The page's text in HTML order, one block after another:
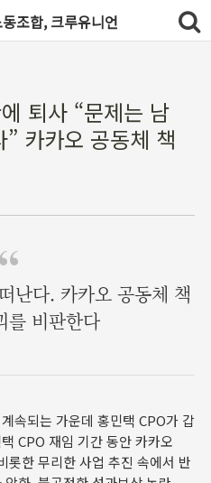
조합, 크루유니언
퇴사 “문제는 남
카카오 공동체 책
난다. 카카오 공동체 책
를 비판한다
속되는 가운데 홍민택 CPO가 갑
CPO 재임 기간 동안 카카오
한 무리한 사업 추진 속에서 반